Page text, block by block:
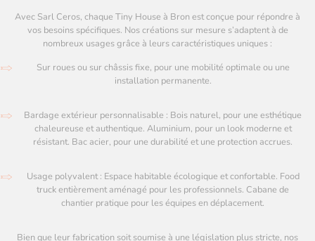
Avec Sarl Ceros, chaque Tiny House à Bron est conçue pour répondre à
vos besoins spécifiques. Nos créations sur mesure s’adaptent à de
nombreux usages grâce à leurs caractéristiques uniques :
Sur roues ou sur châssis fixe, pour une mobilité optimale ou une
installation permanente.
Bardage extérieur personnalisable : Bois naturel, pour une esthétique
chaleureuse et authentique. Aluminium, pour un look moderne et
résistant. Bac acier, pour une durabilité et une protection accrues.
Usage polyvalent : Espace habitable écologique et confortable. Food
truck entièrement aménagé pour les professionnels. Cabane de
chantier pratique pour les équipes en déplacement.
Bien que leur fabrication soit soumise à une législation plus stricte, nos